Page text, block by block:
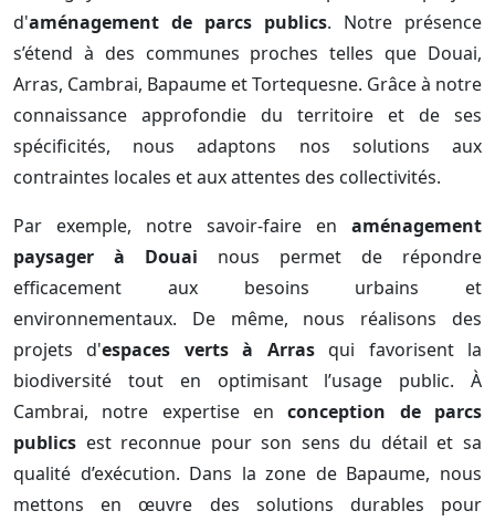
d'aménagement de parcs publics. Notre présence
s’étend à des communes proches telles que Douai,
Arras, Cambrai, Bapaume et Tortequesne. Grâce à notre
connaissance approfondie du territoire et de ses
spécificités, nous adaptons nos solutions aux
contraintes locales et aux attentes des collectivités.
Par exemple, notre savoir-faire en aménagement
paysager à Douai nous permet de répondre
efficacement aux besoins urbains et
environnementaux. De même, nous réalisons des
projets d'espaces verts à Arrasqui favorisent la
biodiversité tout en optimisant l’usage public. À
Cambrai, notre expertise enconception de parcs
publics est reconnue pour son sens du détail et sa
qualité d’exécution. Dans la zone de Bapaume, nous
mettons en œuvre des solutions durables pour